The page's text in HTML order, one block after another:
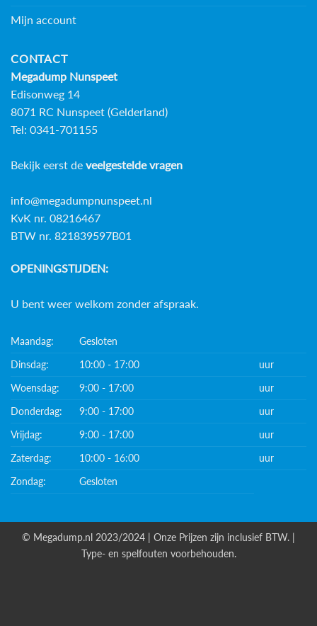
Mijn account
CONTACT
Megadump Nunspeet
Edisonweg 14
8071 RC Nunspeet (Gelderland)
Tel: 0341-701155
Bekijk eerst de veelgestelde vragen
info@megadumpnunspeet.nl
KvK nr. 08216467
BTW nr. 821839597B01
OPENINGSTIJDEN:
U bent weer welkom zonder afspraak.
Maandag:
Gesloten
Dinsdag:
10:00 - 17:00
uur
Woensdag:
9:00 - 17:00
uur
Donderdag:
9:00 - 17:00
uur
Vrijdag:
9:00 - 17:00
uur
Zaterdag:
10:00 - 16:00
uur
Zondag:
Gesloten
© Megadump.nl 2023/2024 | Onze Prijzen zijn inclusief BTW. |
Type- en spelfouten voorbehouden.